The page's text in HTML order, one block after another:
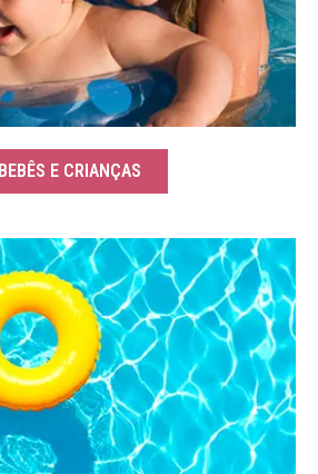
BEBÊS E CRIANÇAS